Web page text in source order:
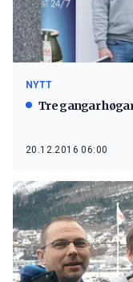
NYTT
Tre gangar
20.12.2016 06:00